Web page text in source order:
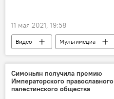
11 мая 2021, 19:58
Видео
Мультимедиа
Роман Березовский
школа
вратарь
Симоньян получила премию
Императорского православного
палестинского общества